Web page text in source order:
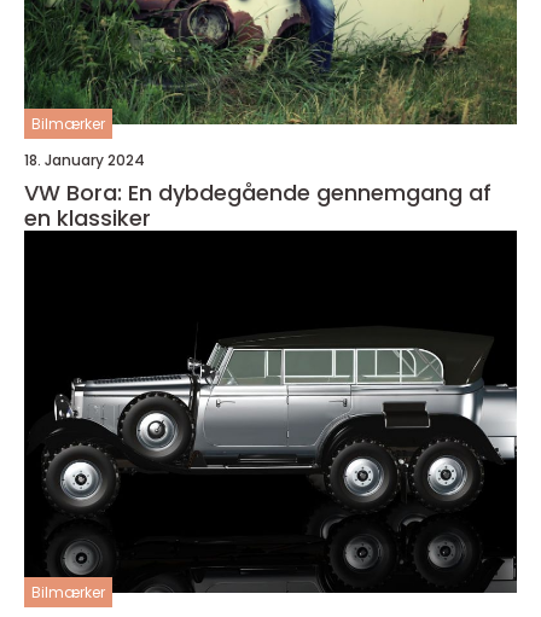
Bilmærker
18. January 2024
VW Bora: En dybdegående gennemgang af
en klassiker
Bilmærker